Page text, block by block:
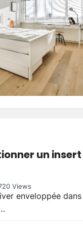
un
Views
enveloppée